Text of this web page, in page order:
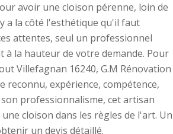
avoir une cloison pérenne, loin de
a la côté l'esthétique qu'il faut
attentes, seul un professionnel
la hauteur de votre demande. Pour
Villefagnan 16240, G.M Rénovation
reconnu, expérience, compétence,
professionnalisme, cet artisan
cloison dans les règles de l'art. Un
un devis détaillé.